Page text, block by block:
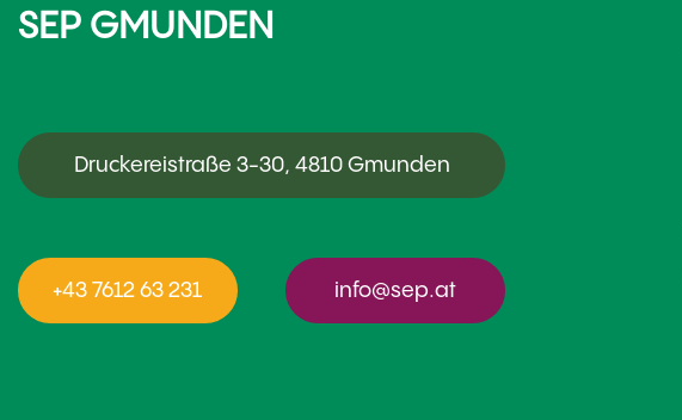
SEP GMUNDEN
Druckereistraße 3-30, 4810 Gmunden
+43 7612 63 231 info@sep.at